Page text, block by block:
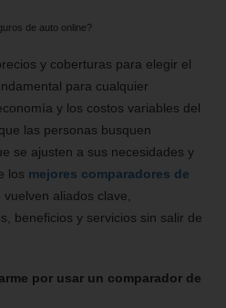
de auto online?
y coberturas para elegir el
para cualquier
y los costos variables del
las personas busquen
se ajusten a sus necesidades y
los mejores comparadores de
vuelven aliados clave,
beneficios y servicios sin salir de
por usar un comparador de